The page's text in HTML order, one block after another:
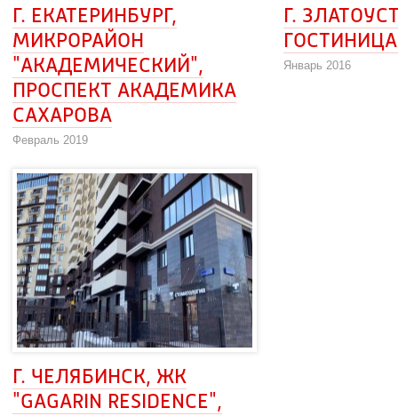
Г. ЕКАТЕРИНБУРГ,
МИКРОРАЙОН
"АКАДЕМИЧЕСКИЙ",
ПРОСПЕКТ АКАДЕМИКА
САХАРОВА
Февраль 2019
Г.
Январь 2016
Г. ЧЕЛЯБИНСК, ЖК
"GAGARIN RESIDENCE",